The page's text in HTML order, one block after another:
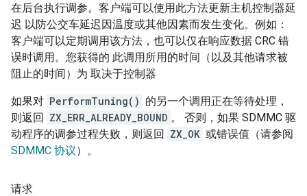
在后台执行调参。客户端可以使用此方法更新主机控制器延
迟 以防公交车延迟因温度或其他因素而发生变化。例如：
客户端可以定期调用该方法，也可以仅在响应数据 CRC 错
误时调用。您获得的 此调用所用的时间（以及其他请求被
阻止的时间）为 取决于控制器
如果对 PerformTuning() 的另一个调用正在等待处理，
则返回 ZX_ERR_ALREADY_BOUND 。 否则，如果 SDMMC 驱
动程序的调参过程失败，则返回 ZX_OK 或错误值（请参阅
SDMMC 协议）。
请求